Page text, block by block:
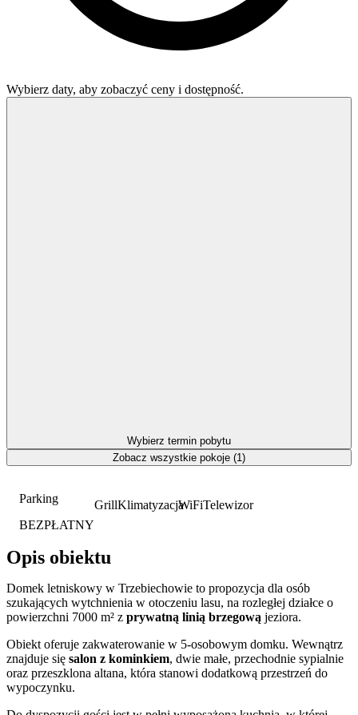
Parking
BEZPŁATNY
GrillKlimatyzacjaWiFiTelewizor
Opis obiektu
Domek letniskowy w Trzebiechowie to propozycja dla osób
szukających wytchnienia w otoczeniu lasu, na rozległej działce o
powierzchni 7000 m² z prywatną linią brzegową jeziora.
Obiekt oferuje zakwaterowanie w 5-osobowym domku. Wewnątrz
znajduje się salon z kominkiem, dwie małe, przechodnie sypialnie
oraz przeszklona altana, która stanowi dodatkową przestrzeń do
wypoczynku.
Wybierz daty, aby zobaczyć ceny i dostępność.
Wybierz termin pobytu
Zobacz wszystkie pokoje (1)